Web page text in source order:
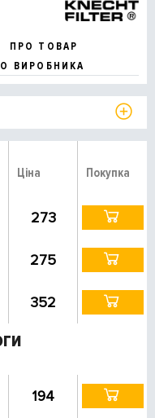
ПРО ТОВАР
ВИРОБНИКА
Ціна Покупка
273
275
352
194